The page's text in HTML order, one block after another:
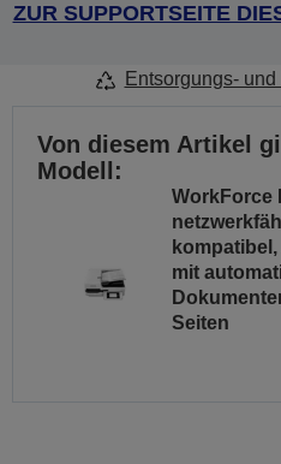
ZUR SUPPORTSEITE
Entsorgungs-
Von diesem Artikel
Modell:
WorkForce
mit
Seiten